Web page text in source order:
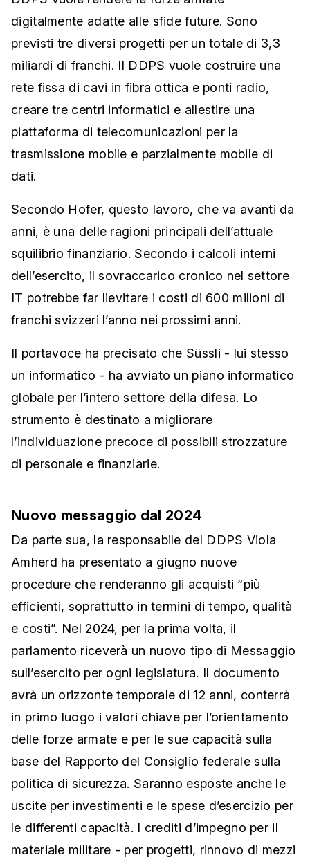
digitalmente adatte alle sfide future. Sono
previsti tre diversi progetti per un totale di 3,3
miliardi di franchi. Il DDPS vuole costruire una
rete fissa di cavi in fibra ottica e ponti radio,
creare tre centri informatici e allestire una
piattaforma di telecomunicazioni per la
trasmissione mobile e parzialmente mobile di
dati.
Secondo Hofer, questo lavoro, che va avanti da
anni, è una delle ragioni principali dell’attuale
squilibrio finanziario. Secondo i calcoli interni
dell’esercito, il sovraccarico cronico nel settore
IT potrebbe far lievitare i costi di 600 milioni di
franchi svizzeri l’anno nei prossimi anni.
Il portavoce ha precisato che Süssli - lui stesso
un informatico - ha avviato un piano informatico
globale per l’intero settore della difesa. Lo
strumento è destinato a migliorare
l’individuazione precoce di possibili strozzature
di personale e finanziarie.
Nuovo messaggio dal 2024
Da parte sua, la responsabile del DDPS Viola
Amherd ha presentato a giugno nuove
procedure che renderanno gli acquisti “più
efficienti, soprattutto in termini di tempo, qualità
e costi”. Nel 2024, per la prima volta, il
parlamento riceverà un nuovo tipo di Messaggio
sull’esercito per ogni legislatura. Il documento
avrà un orizzonte temporale di 12 anni, conterrà
in primo luogo i valori chiave per l’orientamento
delle forze armate e per le sue capacità sulla
base del Rapporto del Consiglio federale sulla
politica di sicurezza. Saranno esposte anche le
uscite per investimenti e le spese d’esercizio per
le differenti capacità. I crediti d’impegno per il
materiale militare - per progetti, rinnovo di mezzi